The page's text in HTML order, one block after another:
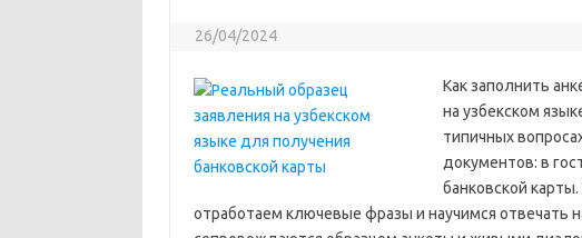
26/04/2024
Как заполнить
на узбекском
типичных
документов: в
банковской
отработаем ключевые фразы и научимся отвечать